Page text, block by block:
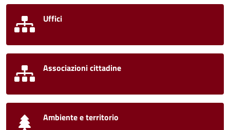
Uffici
Associazioni cittadine
Ambiente e territorio